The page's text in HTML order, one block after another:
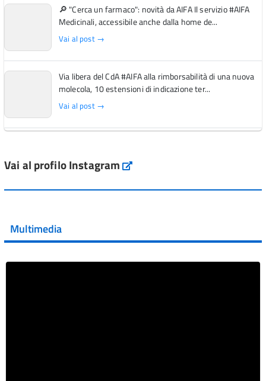
🔎 "Cerca un farmaco": novità da AIFA Il servizio #AIFA
Medicinali, accessibile anche dalla home de...
Vai al post →
Via libera del CdA #AIFA alla rimborsabilità di una nuova
molecola, 10 estensioni di indicazione ter...
Vai al post →
Vai al post →
Vai al post →
Vai al profilo Instagram Instagram
Multimedia